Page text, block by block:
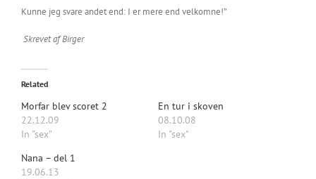
Kunne jeg svare andet end: I er mere end velkomne!”
Skrevet af Birger
Related
Morfar blev scoret 2
22.12.09
In "sex"
En tur i skoven
08.10.08
In "sex"
Nana – del 1
19.06.13